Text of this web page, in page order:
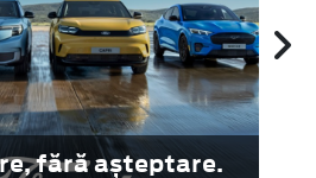
fără așteptare.